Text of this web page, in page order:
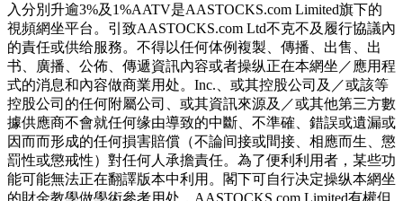
入分別升逾3%及1%AATV是AASTOCKS.com Limited旗下的
視頻網坐平台。引致AASTOCKS.com Ltd不克不及履行協議內
的責任或供给服務。不得以任何体例複製、傳播、出售、出
书、廣播、公佈、傳遞資訊內容或者操纵正在本網坐／應用程
式的消息和內容做商業用处。Inc.、或其控股公司及／或該等
控股公司的任何附屬公司、或其資訊來源及／或其他第三方數
據供應商不會就任何缘由導致的中斷、不準確、錯誤或遺漏或
因而而形成的任何損害賠償（不論间接或間接、相應而生、懲
罰性或懲戒性）對任何人承擔責任。為了便利利用者，某些功
能可能無法正在翻譯版本中利用。閣下可自行决定操纵本網坐
的財金教學做學術參考用处，AASTOCKS.com Limited有權但